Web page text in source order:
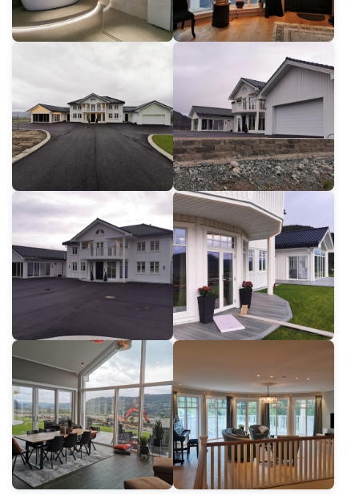
Voor staats- en openbare bouwers
Vacatures